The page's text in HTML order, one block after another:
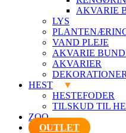
AKVARIE
LYS
VAND PLEJE
AKVARIE
AKVARIER
DEKORATIONER
HEST
HESTEFODER
TILSKUD TIL
ZOO
OUTLET